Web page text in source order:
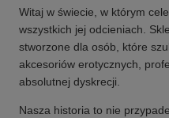
Witaj w świecie, w którym
wszystkich jej odcieniach.
stworzone dla osób, które
akcesoriów erotycznych,
absolutnej dyskrecji.
Nasza historia to nie